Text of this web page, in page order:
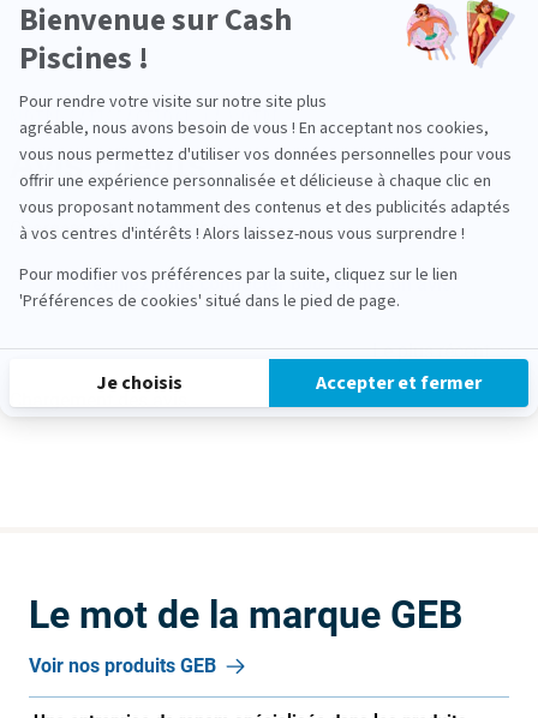
En
plus
Axeptio
Bienvenue sur Cash
Piscines !
Pour rendre votre visite sur notre site plus
agréable, nous avons besoin de vous ! En acceptant nos cookies,
vous nous permettez d'utiliser vos données personnelles pour vous
offrir une expérience personnalisée et délicieuse à chaque clic en
vous proposant notamment des contenus et des publicités adaptés
à vos centres d'intérêts ! Alors laissez-nous vous surprendre !
Plateforme de Gestion du Consentement : Personnalisez
Pour modifier vos préférences par la suite, cliquez sur le lien
'Préférences de cookies' situé dans le pied de page.
Je choisis Accepter et fermer
Axeptio consent
Nombre de colis
1
Poids des colis
0,2 Kg
Notre satisfaction, la votre
Avis clients
Chargement de la synthèse…
Veuillez vous connecter pour écrire un avis.
Le plus récent
Le mot de la marque GEB
Voir nos produits GEB